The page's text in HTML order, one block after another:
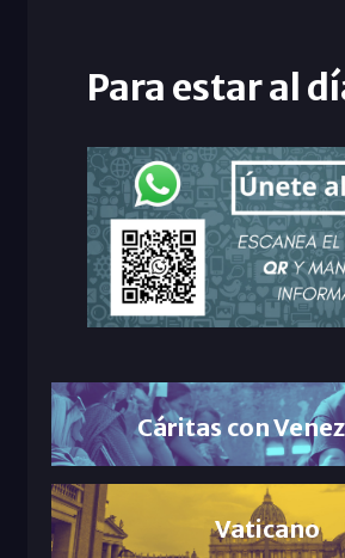
Para estar al
Cáritas con
Vaticano